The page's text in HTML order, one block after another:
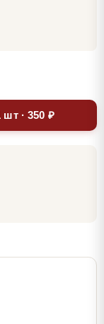
шт · 350 ₽